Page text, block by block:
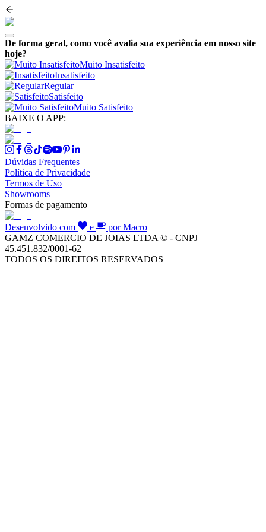
De forma geral, como você avalia sua experiência em nosso site
hoje?
Muito Insatisfeito
Insatisfeito
Regular
Satisfeito
Muito Satisfeito
BAIXE O APP:
Dúvidas Frequentes
Política de Privacidade
Termos de Uso
Showrooms
Formas de pagamento
Desenvolvido com e
por Macro
GAMZ COMERCIO DE JOIAS LTDA © - CNPJ
45.451.832/0001-62
TODOS OS DIREITOS RESERVADOS